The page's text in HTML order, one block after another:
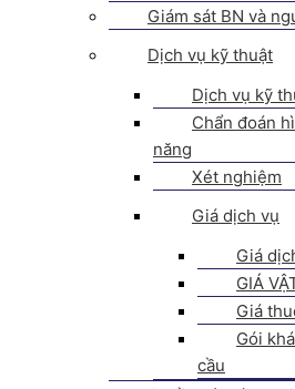
Giám sát BN và
Dịch vụ kỹ thuật
Dịch vụ kỹ
Chẩn đoán
năng
Xét nghiệm
Giá dịch vụ
Giá
GIÁ
Giá
Gói
cầu